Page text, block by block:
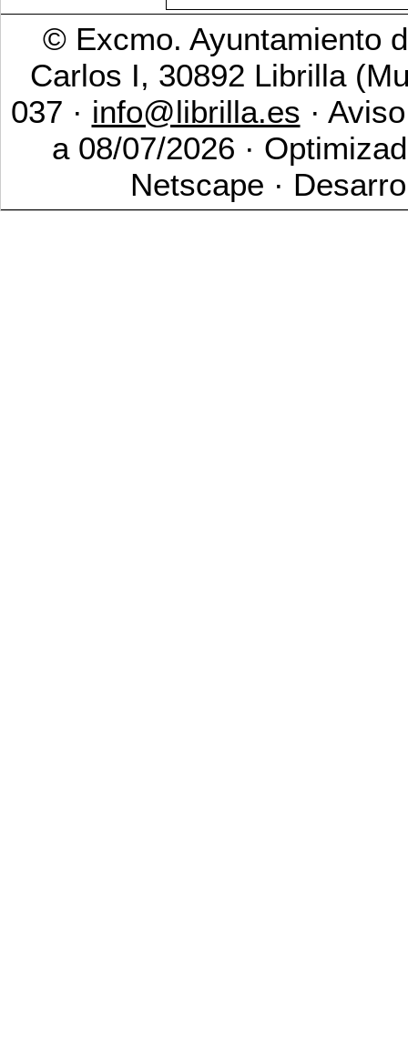
© Excmo. Ayuntamiento
Carlos I, 30892 Librilla
037 · info@librilla.es ·
a 08/07/2026 ·
Netscape ·